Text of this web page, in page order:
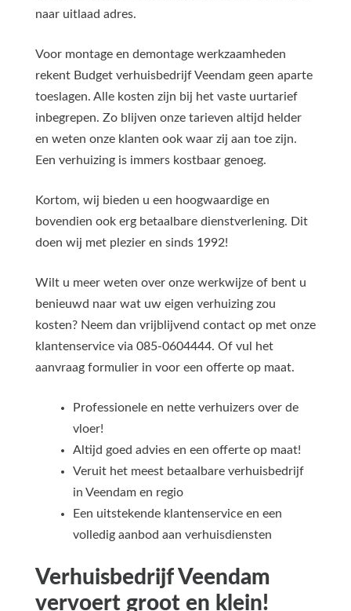
naar uitlaad adres.
Voor montage en demontage werkzaamheden
rekent Budget verhuisbedrijf Veendam geen aparte
toeslagen. Alle kosten zijn bij het vaste uurtarief
inbegrepen. Zo blijven onze tarieven altijd helder
en weten onze klanten ook waar zij aan toe zijn.
Een verhuizing is immers kostbaar genoeg.
Kortom, wij bieden u een hoogwaardige en
bovendien ook erg betaalbare dienstverlening. Dit
doen wij met plezier en sinds 1992!
Wilt u meer weten over onze werkwijze of bent u
benieuwd naar wat uw eigen verhuizing zou
kosten? Neem dan vrijblijvend contact op met onze
klantenservice via 085-0604444. Of vul het
aanvraag formulier in voor een offerte op maat.
Professionele en nette verhuizers over de
vloer!
Altijd goed advies en een offerte op maat!
Veruit het meest betaalbare verhuisbedrijf
in Veendam en regio
Een uitstekende klantenservice en een
volledig aanbod aan verhuisdiensten
Verhuisbedrijf Veendam
vervoert groot en klein!